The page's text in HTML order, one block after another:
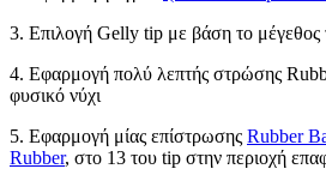
3. Επιλογή Gelly tip με βάση το μέγεθος
4. Εφαρμογή πολύ λεπτής στρώσης
φυσικό νύχι
5. Εφαρμογή μίας επίστρωσης Rubber
Rubber, στο 13 του tip στην περιοχή